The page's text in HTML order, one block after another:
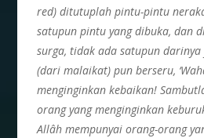
red) ditutuplah pintu-pintu
satupun pintu yang dibuka, dan
surga, tidak ada satupun
(dari malaikat) pun berseru,
menginginkan kebaikan!
orang yang menginginkan
Allâh mempunyai orang-orang